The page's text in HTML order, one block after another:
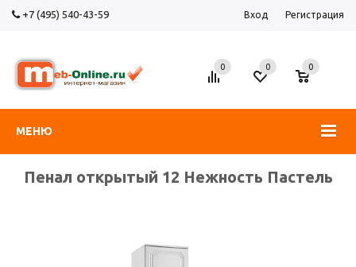
+7 (495) 540-43-59 Вход Регистрация
МЕНЮ
0 0
0
Пенал открытый 12 Нежность Пастель